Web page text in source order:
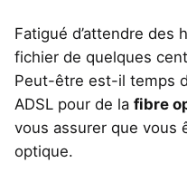
Fatigué d’attendre des
fichier de quelques
Peut-être est-il temps
ADSL pour de la fibre
vous assurer que vous
optique.